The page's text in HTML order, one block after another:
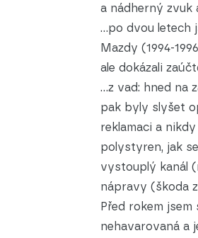
a nádherný zvuk
...po dvou letech
Mazdy (1994-
ale dokázali
...z vad: hned na
pak byly slyšet
reklamaci a
polystyren, jak
vystouplý kanál
nápravy (škoda
Před rokem jsem
nehavarovaná a